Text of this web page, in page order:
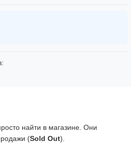
найти в магазине. Они
(Sold Out).